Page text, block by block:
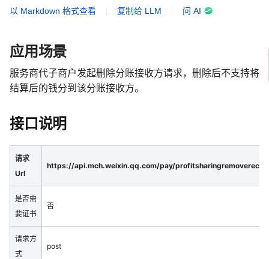
以 Markdown 格式查看 复制给 LLM 问 AI
应用场景
服务商代子商户发起删除分账接收方请求，删除后不支持将
结算后的钱分到该分账接收方。
接口说明
请求
Url
https://api.mch.weixin.qq.com/pay/
是否需
要证书
否
请求方
式
post